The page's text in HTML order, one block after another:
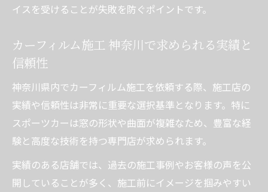
イスを受けることが失敗を防ぐポイントです。
カーフィルム施工 神奈川で求められる実績と
信頼性
神奈川県内でカーフィルム施工を依頼する際、施工店の
実績や信頼性は非常に重要な選択基準となります。特に
スポーツカーは窓の形状や曲面が複雑なため、豊富な経
験と高度な技術を持つ専門店が求められます。
実績のある店舗では、過去の施工事例やお客様の声を公
開していることが多く、施工前にイメージを掴みやすい